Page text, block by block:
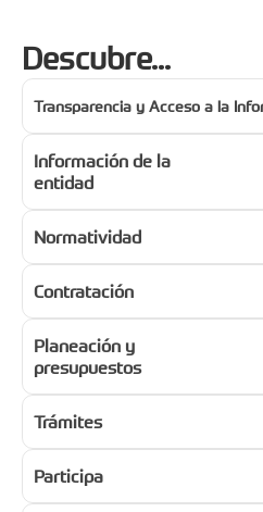
Descubre...
Transparencia y Acceso a la
Información de la
entidad
Normatividad
Contratación
Planeación y
presupuestos
Trámites
Participa